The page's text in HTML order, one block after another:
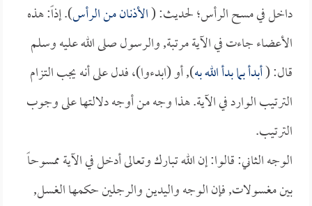
داخل في مسح الرأس؛ لحديث: (الأذنان من الرأس). إذاً: هذه
الأعضاء جاءت في الآية مرتبة, والرسول صلى الله عليه وسلم
قال: (أبدأ بما بدأ الله به), أو (ابدءوا)، فدل على أنه يجب التزام
الترتيب الوارد في الآية. هذا وجه من أوجه دلالتها على وجوب
الترتيب.
الوجه الثاني: قالوا: إن الله تبارك وتعالى أدخل في الآية ممسوحاً
بين مغسولات, فإن الوجه واليدين والرجلين حكمها الغسل,